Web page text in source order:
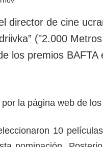
director de cine
("2.000
los premios
la página web de
10